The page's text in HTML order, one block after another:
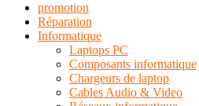
promotion
Réparation
Informatique
Laptops PC
Composants informatique
Chargeurs de laptop
Cables Audio & Video